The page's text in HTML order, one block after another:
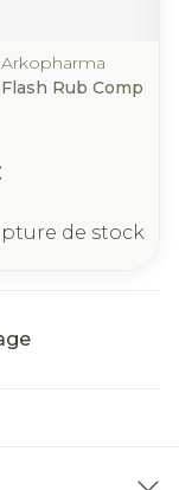
Rub Comp
de stock